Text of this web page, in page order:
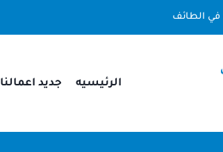
في الطائف
الرئيسيه جديد اعمالنا